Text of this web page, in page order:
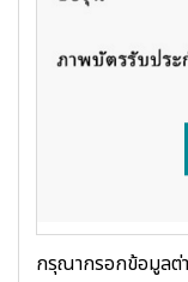
กรุณากรอกข้อมูลต่